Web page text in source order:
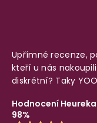
Upřímné recenze,
kteří u nás
diskrétní? Taky
Hodnocení Heureka
98%